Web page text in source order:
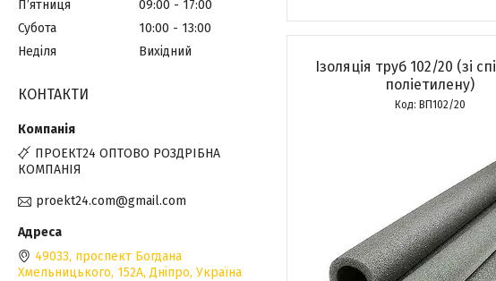
Ізоляція труб 102/20 (зі
поліетилену)
ВП102/20
Пʼятниця
09:00
17:00
Субота
10:00
13:00
Неділя
Вихідний
КОНТАКТИ
ПРОЕКТ24 ОПТОВО РОЗДРІБНА
КОМПАНІЯ
proekt24.com@gmail.com
49033, проспект Богдана
Хмельницького, 152А, Дніпро, Україна